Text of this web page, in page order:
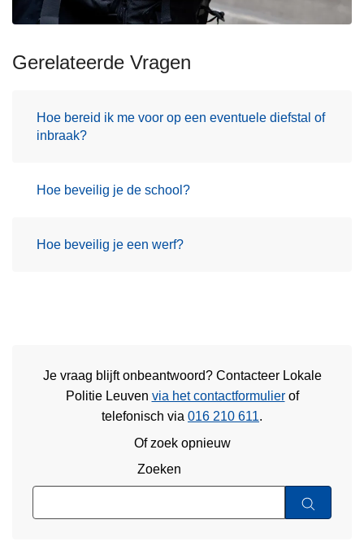
Gerelateerde Vragen
Hoe bereid ik me voor op een eventuele diefstal of
inbraak?
Hoe beveilig je de school?
Hoe beveilig je een werf?
Je vraag blijft onbeantwoord? Contacteer Lokale
Politie Leuven via het contactformulierof
telefonisch via 016 210 611.
Of zoek opnieuw
Zoeken